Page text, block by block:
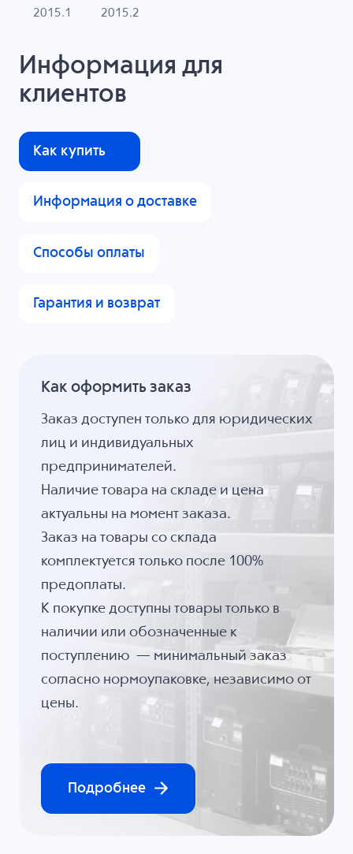
2015.1
2015.2
Информация для
клиентов
Как купить
Информация о доставке
Способы оплаты
Гарантия и возврат
Как оформить заказ
Заказ доступен только для юридических
лиц и индивидуальных
предпринимателей.
Наличие товара на складе и цена
актуальны на момент заказа.
Заказ на товары со склада
комплектуется только после 100%
предоплаты.
К покупке доступны товары только в
наличии или обозначенные к
поступлению — минимальный заказ
согласно нормоупаковке, независимо от
цены.
Подробнее